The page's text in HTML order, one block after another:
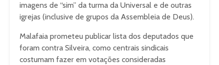
imagens de “sim” da turma da Universal e de outras
igrejas (inclusive de grupos da Assembleia de Deus).
Malafaia prometeu publicar lista dos deputados que
foram contra Silveira, como centrais sindicais
costumam fazer em votações consideradas